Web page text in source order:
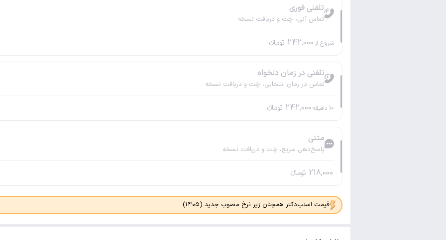
تلفنی فوری
تماس آنی، چَت و دریافت نسخه
شروع از 242,000 تومانء
تلفنی در زمان دلخواه
تماس در زمان انتخابی، چَت و دریافت نسخه
10 دقیقه242,000 تومانء
متنی
پاسخ‌دهی سریع، چَت و دریافت نسخه
218,000 تومانء
قیمت اسنپ‌دکتر همچنان زیر نرخ مصوب جدید (۱۴۰۵)